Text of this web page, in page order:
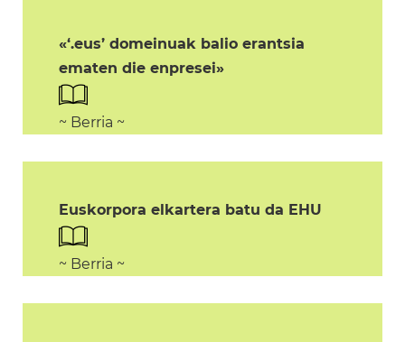
«‘.eus’ domeinuak balio erantsia
ematen die enpresei»
~ Berria ~
Euskorpora elkartera batu da EHU
~ Berria ~